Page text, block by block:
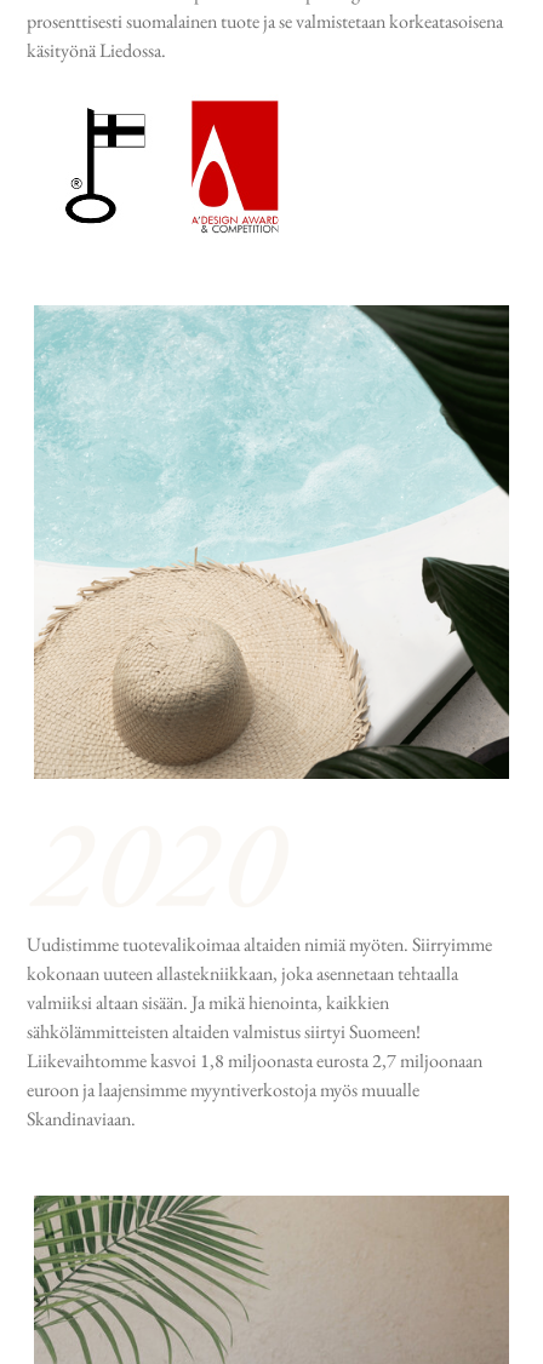
prosenttisesti suomalainen tuote ja se valmistetaan korkeatasoisena
käsityönä Liedossa.
Uudistimme tuotevalikoimaa altaiden nimiä myöten. Siirryimme
kokonaan uuteen allastekniikkaan, joka asennetaan tehtaalla
valmiiksi altaan sisään. Ja mikä hienointa, kaikkien
sähkölämmitteisten altaiden valmistus siirtyi Suomeen!
Liikevaihtomme kasvoi 1,8 miljoonasta eurosta 2,7 miljoonaan
euroon ja laajensimme myyntiverkostoja myös muualle
Skandinaviaan.